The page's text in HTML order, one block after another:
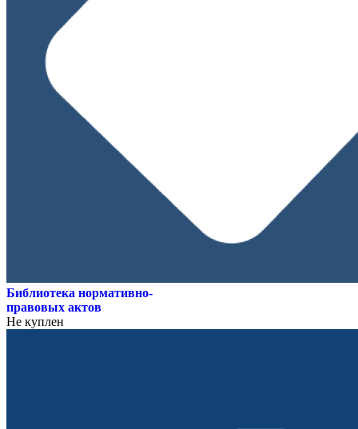
Библиотека нормативно-
правовых актов
Не куплен